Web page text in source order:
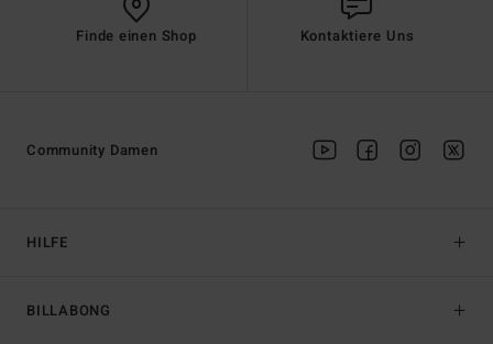
Finde einen Shop Kontaktiere Uns
HILFE
BILLABONG
Community Damen